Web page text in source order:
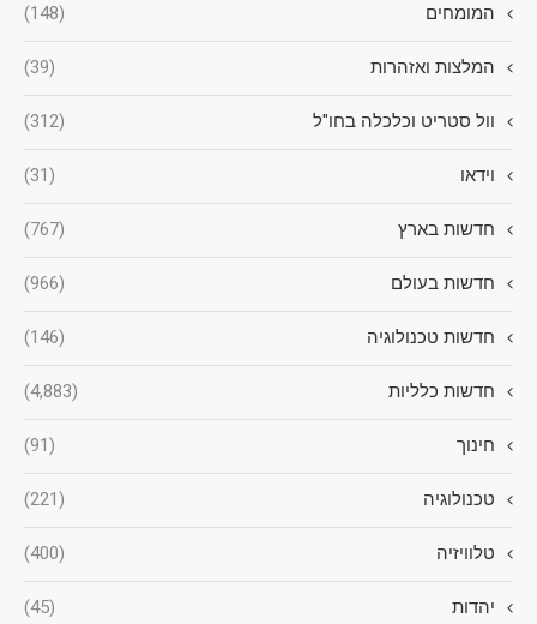
המומחים (148)
המלצות ואזהרות (39)
וול סטריט וכלכלה בחו"ל (312)
וידאו (31)
חדשות בארץ (767)
חדשות בעולם (966)
חדשות טכנולוגיה (146)
חדשות כלליות (4,883)
חינוך (91)
טכנולוגיה (221)
טלוויזיה (400)
יהדות (45)